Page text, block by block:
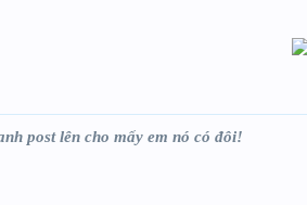
post lên cho mấy em nó có đôi!